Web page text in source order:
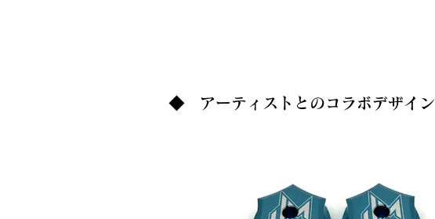
◆ アーティストとのコラボデザイン